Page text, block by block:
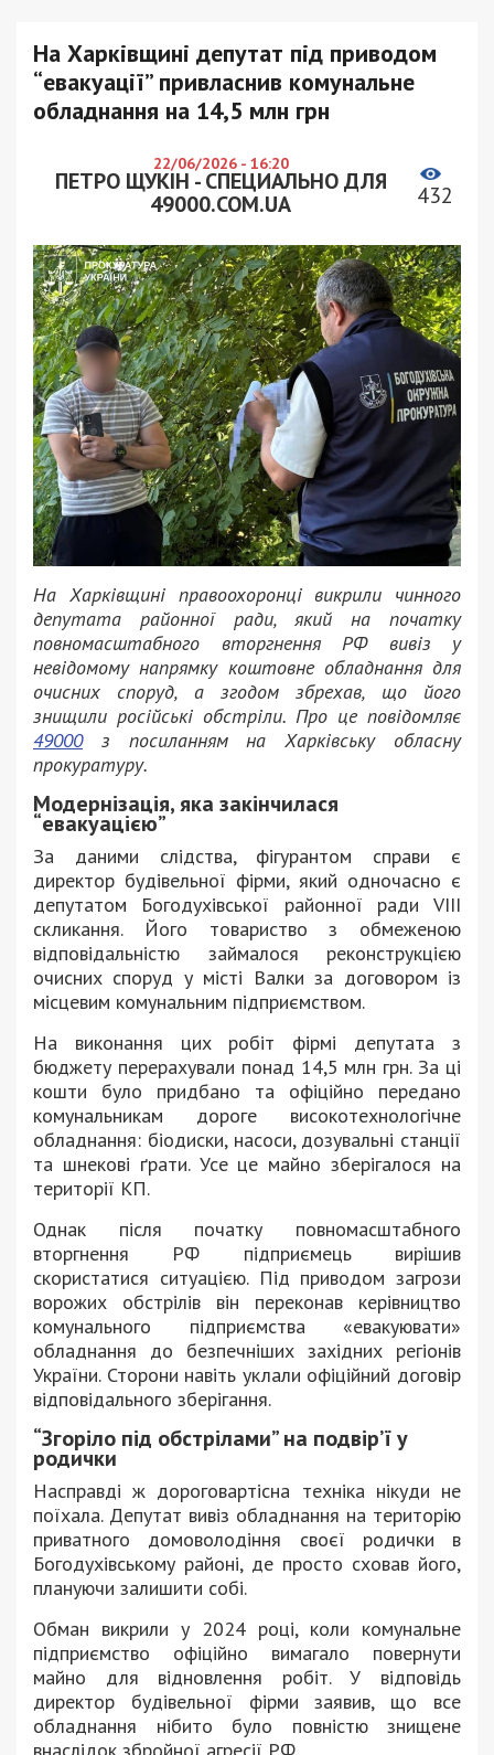
На Харківщині депутат під приводом
“евакуації” привласнив комунальне
обладнання на 14,5 млн грн
22/06/2026 - 16:20
ПЕТРО ЩУКІН - СПЕЦИАЛЬНО ДЛЯ
49000.COM.UA
432
На Харківщині правоохоронці викрили чинного
депутата районної ради, який на початку
повномасштабного вторгнення РФ вивіз у
невідомому напрямку коштовне обладнання для
очисних споруд, а згодом збрехав, що його
знищили російські обстріли. Про це повідомляє
49000з посиланням на Харківську обласну
прокуратуру.
Модернізація, яка закінчилася
“евакуацією”
За даними слідства, фігурантом справи є
директор будівельної фірми, який одночасно є
депутатом Богодухівської районної ради VIII
скликання. Його товариство з обмеженою
відповідальністю займалося реконструкцією
очисних споруд у місті Валки за договором із
місцевим комунальним підприємством.
На виконання цих робіт фірмі депутата з
бюджету перерахували понад 14,5 млн грн. За ці
кошти було придбано та офіційно передано
комунальникам дороге високотехнологічне
обладнання: біодиски, насоси, дозувальні станції
та шнекові ґрати. Усе це майно зберігалося на
території КП.
Однак після початку повномасштабного
вторгнення РФ підприємець вирішив
скористатися ситуацією. Під приводом загрози
ворожих обстрілів він переконав керівництво
комунального підприємства «евакуювати»
обладнання до безпечніших західних регіонів
України. Сторони навіть уклали офіційний договір
відповідального зберігання.
“Згоріло під обстрілами” на подвір’ї у
родички
Насправді ж дороговартісна техніка нікуди не
поїхала. Депутат вивіз обладнання на територію
приватного домоволодіння своєї родички в
Богодухівському районі, де просто сховав його,
плануючи залишити собі.
Обман викрили у 2024 році, коли комунальне
підприємство офіційно вимагало повернути
майно для відновлення робіт. У відповідь
директор будівельної фірми заявив, що все
обладнання нібито було повністю знищене